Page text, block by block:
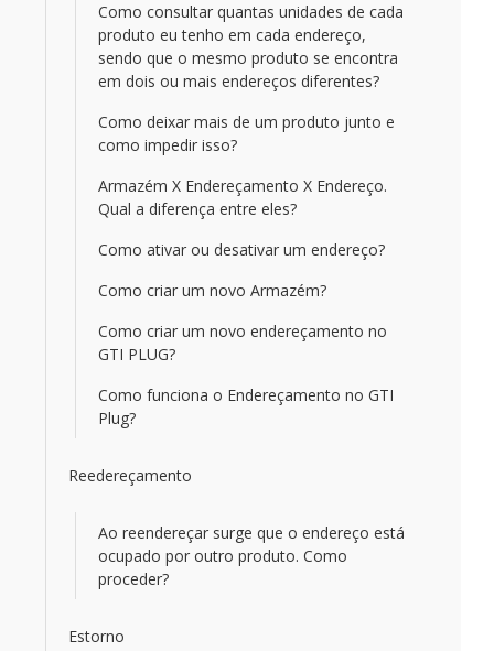
Como consultar quantas unidades de cada
produto eu tenho em cada endereço,
sendo que o mesmo produto se encontra
em dois ou mais endereços diferentes?
Como deixar mais de um produto junto e
como impedir isso?
Armazém X Endereçamento X Endereço.
Qual a diferença entre eles?
Como ativar ou desativar um endereço?
Como criar um novo Armazém?
Como criar um novo endereçamento no
GTI PLUG?
Como funciona o Endereçamento no GTI
Plug?
Reedereçamento
Ao reendereçar surge que o endereço está
ocupado por outro produto. Como
proceder?
Estorno